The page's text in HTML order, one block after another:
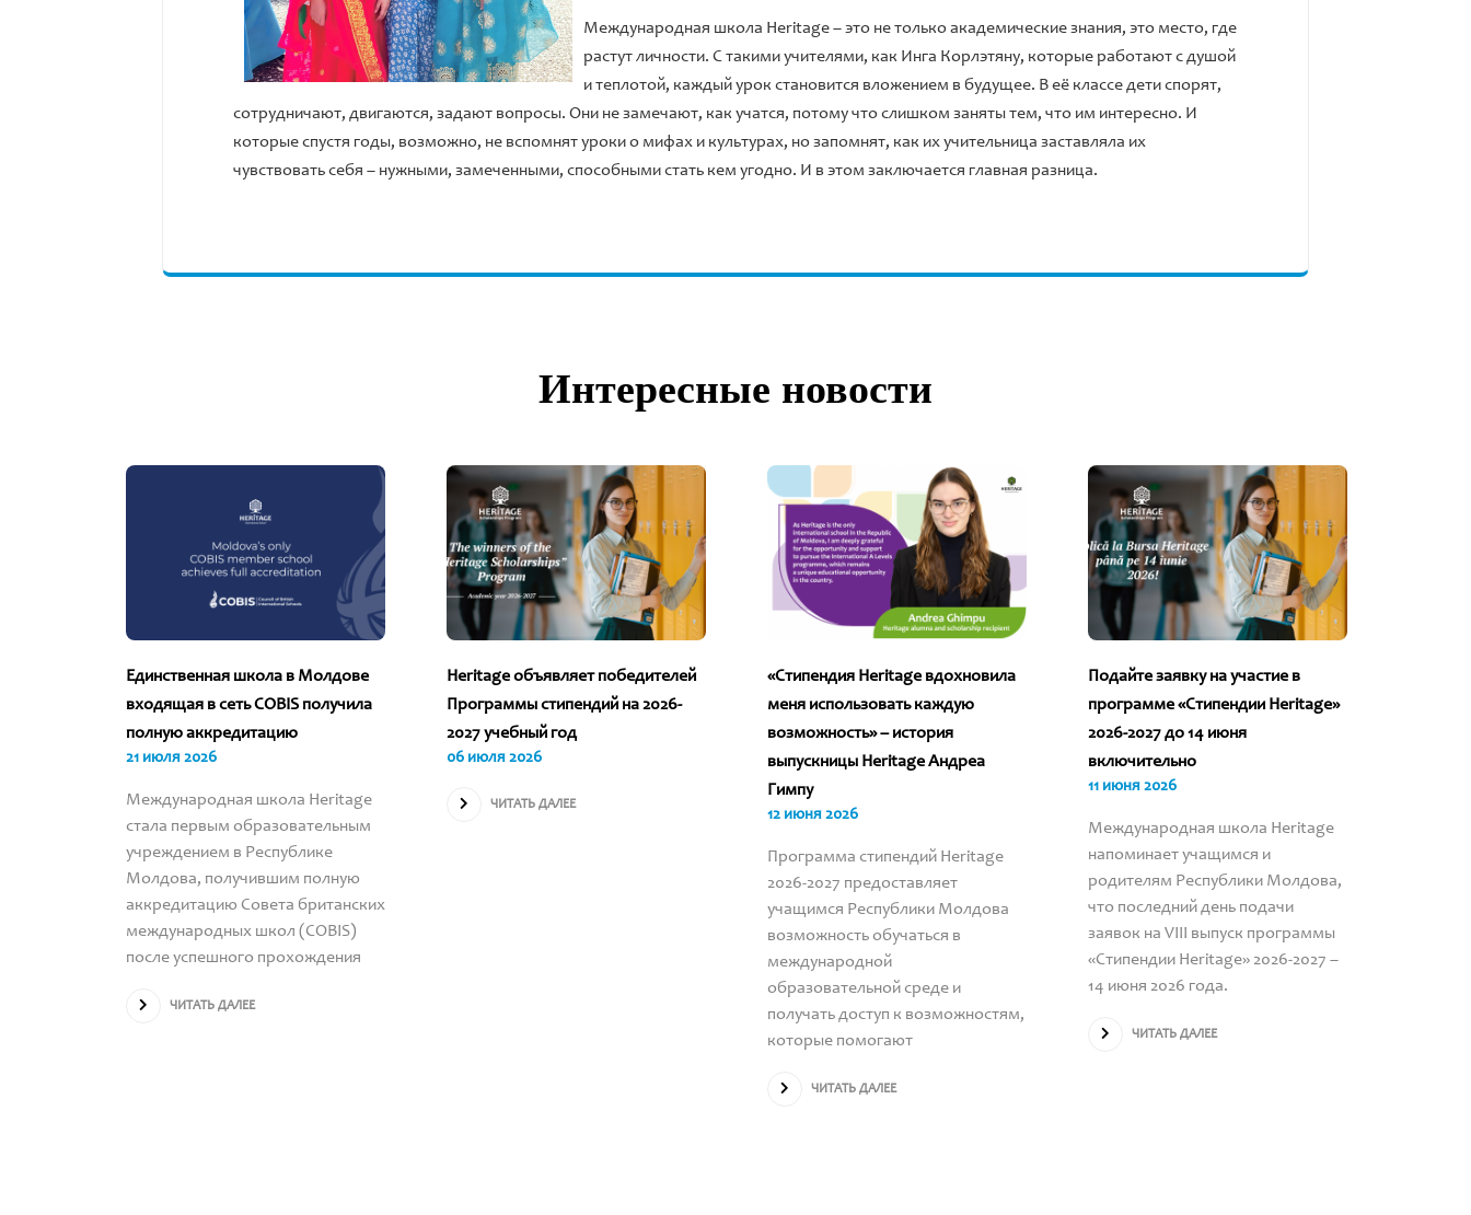
Международная школа Heritage – это не только академические знания, это место, где
растут личности. С такими учителями, как Инга Корлэтяну, которые работают с душой
и теплотой, каждый урок становится вложением в будущее. В её классе дети спорят,
сотрудничают, двигаются, задают вопросы. Они не замечают, как учатся, потому что слишком заняты тем, что им интересно. И
которые спустя годы, возможно, не вспомнят уроки о мифах и культурах, но запомнят, как их учительница заставляла их
чувствовать себя – нужными, замеченными, способными стать кем угодно. И в этом заключается главная разница.
Интересные новости
Единственная школа в Молдове
входящая в сеть COBIS получила
полную аккредитацию
21 июля 2026
Международная школа Heritage
стала первым образовательным
учреждением в Республике
Молдова, получившим полную
аккредитацию Совета британских
международных школ (COBIS)
после успешного прохождения
ЧИТАТЬ ДАЛЕЕ
Heritage объявляет победителей
Программы стипендий на 2026-
2027 учебный год
06 июля 2026
ЧИТАТЬ ДАЛЕЕ
«Стипендия Heritage вдохновила
меня использовать каждую
возможность» – история
выпускницы Heritage Андреа
Гимпу
12 июня 2026
Программа стипендий Heritage
2026-2027 предоставляет
учащимся Республики Молдова
возможность обучаться в
международной
образовательной среде и
получать доступ к возможностям,
которые помогают
ЧИТАТЬ ДАЛЕЕ
Подайте заявку на участие в
программе «Стипендии Heritage»
2026-2027 до 14 июня
включительно
11 июня 2026
Международная школа Heritage
напоминает учащимся и
родителям Республики Молдова,
что последний день подачи
заявок на VIII выпуск программы
«Стипендии Heritage» 2026-2027 –
14 июня 2026 года.
ЧИТАТЬ ДАЛЕЕ